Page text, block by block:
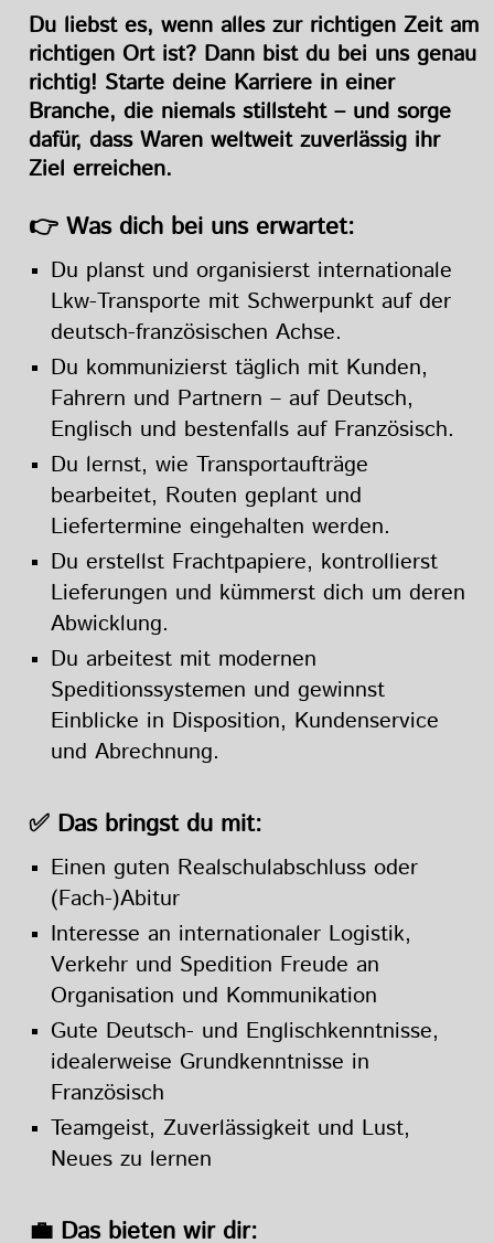
Du liebst es, wenn alles zur richtigen Zeit am
richtigen Ort ist? Dann bist du bei uns genau
richtig! Starte deine Karriere in einer
Branche, die niemals stillsteht – und sorge
dafür, dass Waren weltweit zuverlässig ihr
Ziel erreichen.
👉 Was dich bei uns erwartet:
Du planst und organisierst internationale
Lkw-Transporte mit Schwerpunkt auf der
deutsch-französischen Achse.
Du kommunizierst täglich mit Kunden,
Fahrern und Partnern – auf Deutsch,
Englisch und bestenfalls auf Französisch.
Du lernst, wie Transportaufträge
bearbeitet, Routen geplant und
Liefertermine eingehalten werden.
Du erstellst Frachtpapiere, kontrollierst
Lieferungen und kümmerst dich um deren
Abwicklung.
Du arbeitest mit modernen
Speditionssystemen und gewinnst
Einblicke in Disposition, Kundenservice
und Abrechnung.
✅ Das bringst du mit:
Einen guten Realschulabschluss oder
(Fach-)Abitur
Interesse an internationaler Logistik,
Verkehr und Spedition Freude an
Organisation und Kommunikation
Gute Deutsch- und Englischkenntnisse,
idealerweise Grundkenntnisse in
Französisch
Teamgeist, Zuverlässigkeit und Lust,
Neues zu lernen
💼 Das bieten wir dir: